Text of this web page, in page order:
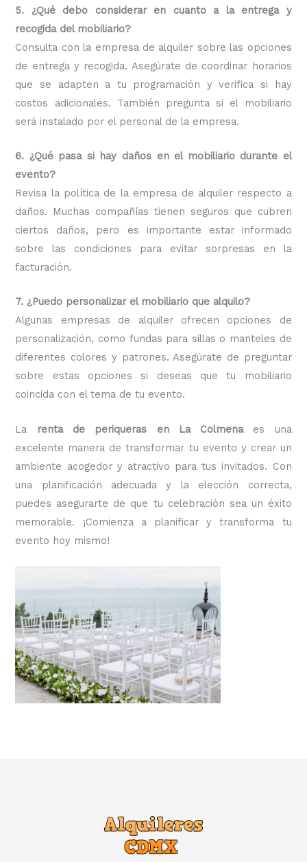
5. ¿Qué debo considerar en cuanto a la entrega y
recogida del mobiliario?
Consulta con la empresa de alquiler sobre las opciones
de entrega y recogida. Asegúrate de coordinar horarios
que se adapten a tu programación y verifica si hay
costos adicionales. También pregunta si el mobiliario
será instalado por el personal de la empresa.
6. ¿Qué pasa si hay daños en el mobiliario durante el
evento?
Revisa la política de la empresa de alquiler respecto a
daños. Muchas compañías tienen seguros que cubren
ciertos daños, pero es importante estar informado
sobre las condiciones para evitar sorpresas en la
facturación.
7. ¿Puedo personalizar el mobiliario que alquilo?
Algunas empresas de alquiler ofrecen opciones de
personalización, como fundas para sillas o manteles de
diferentes colores y patrones. Asegúrate de preguntar
sobre estas opciones si deseas que tu mobiliario
coincida con el tema de tu evento.
La renta de periqueras en La Colmena es una
excelente manera de transformar tu evento y crear un
ambiente acogedor y atractivo para tus invitados. Con
una planificación adecuada y la elección correcta,
puedes asegurarte de que tu celebración sea un éxito
memorable. ¡Comienza a planificar y transforma tu
evento hoy mismo!